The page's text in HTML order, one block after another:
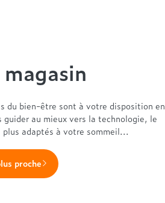
du bien-être sont à votre disposition en
au mieux vers la technologie, le
adaptés à votre sommeil...
proche